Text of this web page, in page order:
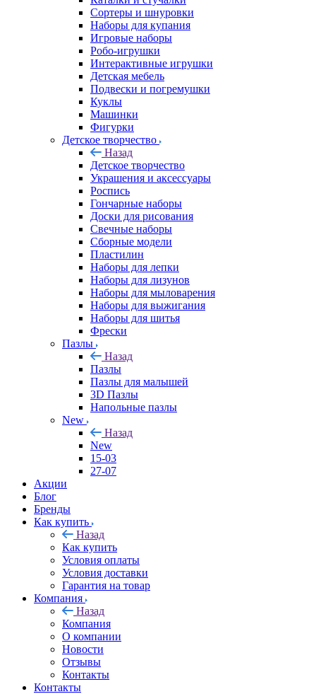
Сортеры и шнуровки
Наборы для купания
Игровые наборы
Робо-игрушки
Интерактивные игрушки
Детская мебель
Подвески и погремушки
Куклы
Машинки
Фигурки
Детское творчество
Назад
Детское творчество
Украшения и аксессуары
Роспись
Гончарные наборы
Доски для рисования
Свечные наборы
Сборные модели
Пластилин
Наборы для лепки
Наборы для лизунов
Наборы для мыловарения
Наборы для выжигания
Наборы для шитья
Фрески
Пазлы
Назад
Пазлы
Пазлы для малышей
3D Пазлы
Напольные пазлы
New
Назад
New
15-03
27-07
Акции
Блог
Бренды
Как купить
Назад
Как купить
Условия оплаты
Условия доставки
Гарантия на товар
Компания
Назад
Компания
О компании
Новости
Отзывы
Контакты
Контакты